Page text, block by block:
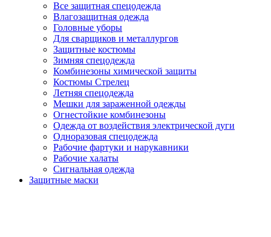
Все защитная спецодежда
Влагозащитная одежда
Головные уборы
Для сварщиков и металлургов
Защитные костюмы
Зимняя спецодежда
Комбинезоны химической защиты
Костюмы Стрелец
Летняя спецодежда
Мешки для зараженной одежды
Огнестойкие комбинезоны
Одежда от воздействия электрической дуги
Одноразовая спецодежда
Рабочие фартуки и нарукавники
Рабочие халаты
Сигнальная одежда
Защитные маски